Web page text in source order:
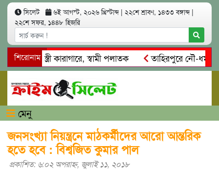
সিলেট ৬ই আগস্ট, ২০২৬ খ্রিস্টাব্দ | ২২শে শ্রাবণ, ১৪৩৩ বঙ্গাব্দ |
২২শে সফর, ১৪৪৮ হিজরি
শিরোনাম
স্ত্রী কারাগারে, স্বামী পলাতক
তাহিরপুরে নৌ-ধর্মঘট
মারধর
নগরীতে কোটি টাকার সম্পত্তি দখলের চেষ্টা:
মেনু
জনসংখ্যা নিয়ন্ত্রনে মাঠকর্মীদের আরো আন্তরিক
হতে হবে : বিশ্বজিত কুমার পাল
প্রকাশিত: ৬:০২ অপরাহ্ণ, জুলাই ১১, ২০১৮